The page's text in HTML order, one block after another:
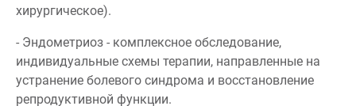
хирургическое).
- Эндометриоз - комплексное обследование,
индивидуальные схемы терапии, направленные на
устранение болевого синдрома и восстановление
репродуктивной функции.